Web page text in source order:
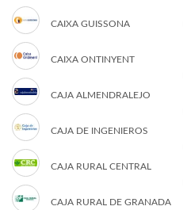
CAIXA GUISSONA
CAIXA ONTINYENT
CAJA ALMENDRALEJO
CAJA DE INGENIEROS
CAJA RURAL CENTRAL
CAJA RURAL DE GRANADA